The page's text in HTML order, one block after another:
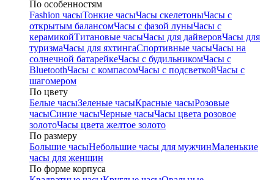
По особенностям
Fashion часыТонкие часыЧасы скелетоныЧасы с
открытым балансомЧасы с фазой луныЧасы с
керамикойТитановые часыЧасы для дайверовЧасы для
туризмаЧасы для яхтингаСпортивные часыЧасы на
солнечной батарейкеЧасы с будильникомЧасы с
BluetoothЧасы с компасомЧасы с подсветкойЧасы с
шагомером
По цвету
Белые часыЗеленые часыКрасные часыРозовые
часыСиние часыЧерные часыЧасы цвета розовое
золотоЧасы цвета желтое золото
По размеру
Большие часыНебольшие часы для мужчинМаленькие
часы для женщин
По форме корпуса